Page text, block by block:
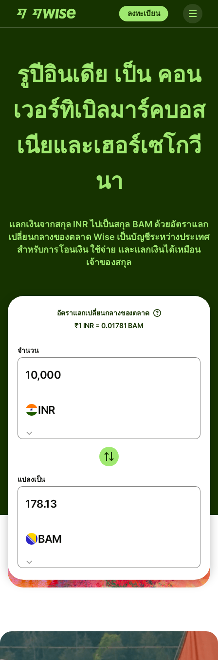
ลงทะเบียน
รูปีอินเดีย เป็น คอน
เวอร์ทิเบิลมาร์คบอส
เนียและเฮอร์เซโกวี
นา
แลกเงินจากสกุล INR ไปเป็นสกุล BAM ด้วยอัตราแลก
เปลี่ยนกลางของตลาด Wise เป็นบัญชีระหว่างประเทศ
สำหรับการโอนเงิน ใช้จ่าย และแลกเงินได้เหมือน
เจ้าของสกุล
อัตราแลกเปลี่ยนกลางของตลาด
₹1 INR = 0.01781 BAM
จำนวน
INR
แปลงเป็น
BAM